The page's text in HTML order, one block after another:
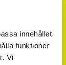
innehållet
funktioner
Vi